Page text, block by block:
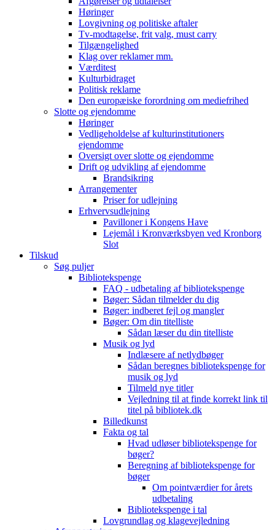
Høringer
Lovgivning og politiske aftaler
Tv-modtagelse, frit valg, must carry
Tilgængelighed
Klag over reklamer mm.
Værditest
Kulturbidraget
Politisk reklame
Den europæiske forordning om mediefrihed
Slotte og ejendomme
Høringer
Vedligeholdelse af kulturinstitutioners
ejendomme
Oversigt over slotte og ejendomme
Drift og udvikling af ejendomme
Brandsikring
Arrangementer
Priser for udlejning
Erhvervsudlejning
Pavilloner i Kongens Have
Lejemål i Kronværksbyen ved Kronborg
Slot
Tilskud
Søg puljer
Bibliotekspenge
FAQ - udbetaling af bibliotekspenge
Bøger: Sådan tilmelder du dig
Bøger: indberet fejl og mangler
Bøger: Om din titelliste
Sådan læser du din titelliste
Musik og lyd
Indlæsere af netlydbøger
Sådan beregnes bibliotekspenge for
musik og lyd
Tilmeld nye titler
Vejledning til at finde korrekt link til
titel på bibliotek.dk
Billedkunst
Fakta og tal
Hvad udløser bibliotekspenge for
bøger?
Beregning af bibliotekspenge for
bøger
Om pointværdier for årets
udbetaling
Bibliotekspenge i tal
Lovgrundlag og klagevejledning